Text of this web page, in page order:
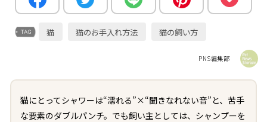
猫 猫のお手入れ方法 猫の飼い方
PNS編集部
猫にとってシャワーは“濡れる”×“聞きなれない音”と、苦手
な要素のダブルパンチ。でも飼い主としては、シャンプーを